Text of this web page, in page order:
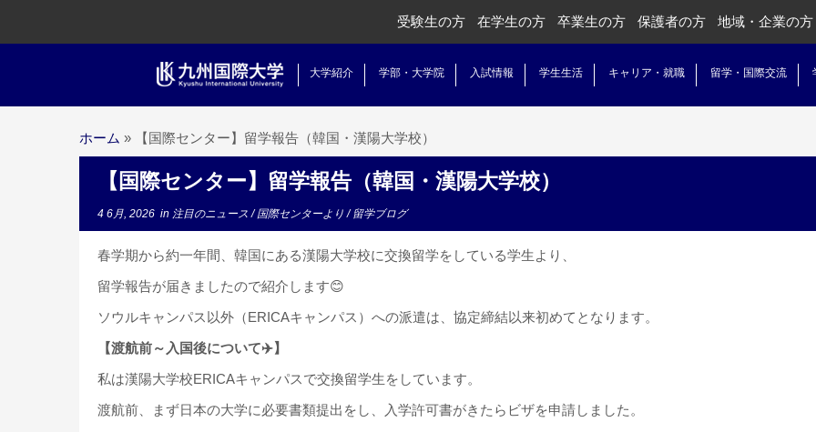
受験生の方 在学生の方 卒業生の方 保護者の方 地域・企業の方
大学紹介 学部・大学院 入試情報 学生生活 キャリア・就職 留学・国際交流
ホーム » 【国際センター】留学報告（韓国・漢陽大学校）
【国際センター】留学報告（韓国・漢陽大学校）
4 6月, 2026 in 注目のニュース/国際センターより/留学ブログ
春学期から約一年間、韓国にある漢陽大学校に交換留学をしている学生より、
留学報告が届きましたので紹介します😊
ソウルキャンパス以外（ERICAキャンパス）への派遣は、協定締結以来初めてとなります。
【渡航前～入国後について✈️】
私は漢陽大学校ERICAキャンパスで交換留学生をしています。
渡航前、まず日本の大学に必要書類提出をし、入学許可書がきたらビザを申請しました。